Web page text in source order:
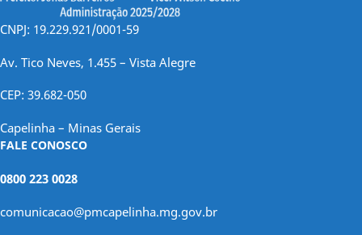
CNPJ: 19.229.921/0001-59
Av. Tico Neves, 1.455 – Vista Alegre
CEP: 39.682-050
Capelinha – Minas Gerais
FALE CONOSCO
0800 223 0028
comunicacao@pmcapelinha.mg.gov.br